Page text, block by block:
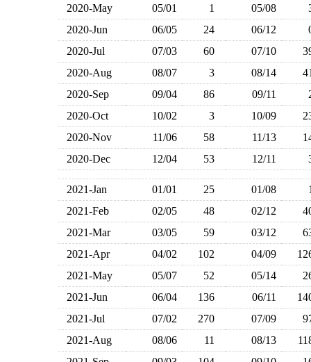
2020-May
05/01 1 05/08
2020-Jun
06/05 24 06/12
2020-Jul
07/03 60 07/10
2020-Aug
08/07 3 08/14
2020-Sep
09/04 86 09/11
2020-Oct
10/02 3 10/09
2020-Nov
11/06 58 11/13
2020-Dec
12/04 53 12/11
2021-Jan 01/01 25 01/08
2021-Feb
02/05 48 02/12
2021-Mar
03/05 59 03/12
2021-Apr
04/02 102 04/09
2021-May
05/07 52 05/14
2021-Jun
06/04 136 06/11
2021-Jul
07/02 270 07/09
2021-Aug
08/06 11 08/13